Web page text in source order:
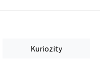
Dokáží měnit barvy,
Kuriozity